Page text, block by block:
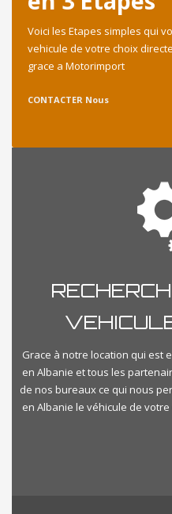
Voici les Etapes simples qui
vehicule de votre choix
grace a Motorimport
CONTACTER Nous
Grace à notre location qui est
en Albanie et tous les
de nos bureaux ce qui nous
en Albanie le véhicule de votre